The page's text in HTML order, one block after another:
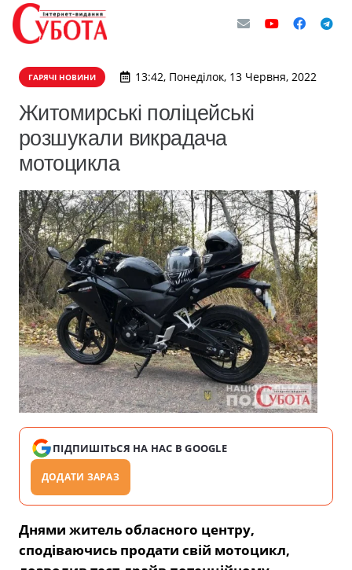
ГАРЯЧІ НОВИНИ 13:42, Понеділок, 13 Червня, 2022
Житомирські поліцейські
розшукали викрадача
мотоцикла
ПІДПИШІТЬСЯ НА НАС В GOOGLE
ДОДАТИ ЗАРАЗ
Днями житель обласного центру,
сподіваючись продати свій мотоцикл,